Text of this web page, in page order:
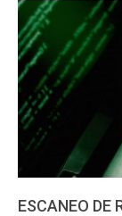
ESCANEO DE